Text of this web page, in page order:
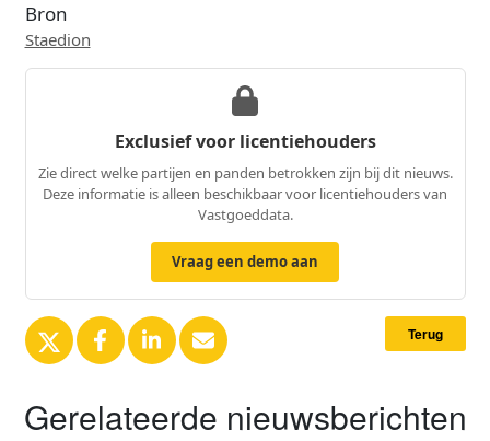
Bron
Staedion
Exclusief voor licentiehouders
Zie direct welke partijen en panden betrokken zijn bij dit nieuws.
Deze informatie is alleen beschikbaar voor licentiehouders van
Vastgoeddata.
Vraag een demo aan
Terug
Gerelateerde nieuwsberichten